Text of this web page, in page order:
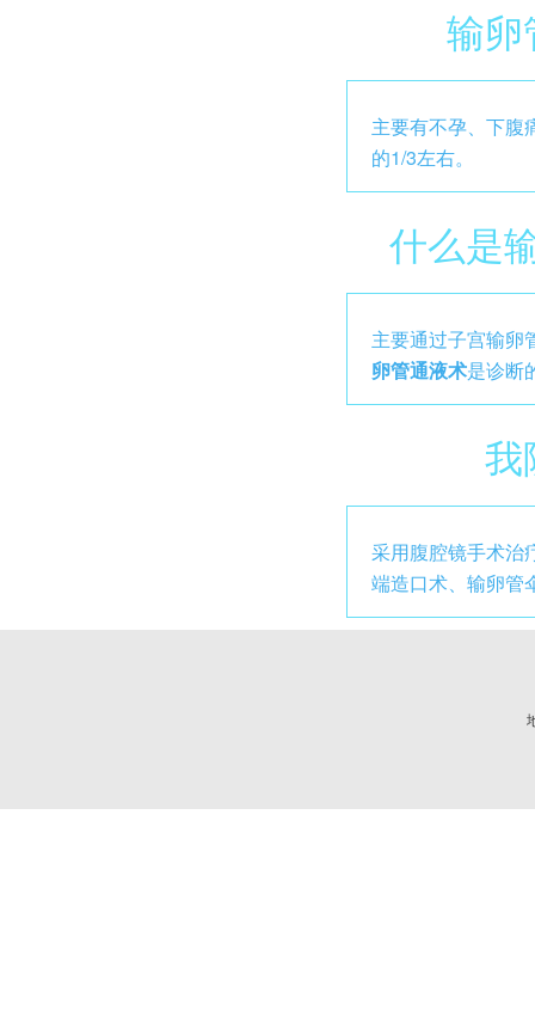
输卵
主要有不孕、下腹
的1/3左右。
什么是
主要通过子宫输卵
卵管通液术是诊断
我
采用腹腔镜手术治
端造口术、输卵管